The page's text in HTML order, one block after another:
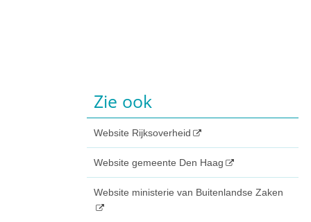
Zie ook
Website Rijksoverheid
Website gemeente Den Haag
Website ministerie van Buitenlandse Zaken